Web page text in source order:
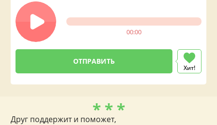
00:00
Хит!
* * *
Друг поддержит и поможет,